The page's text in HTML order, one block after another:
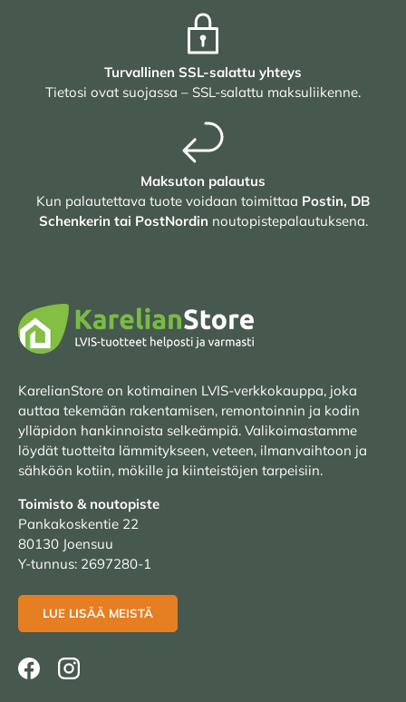
Turvallinen SSL-salattu yhteys
Tietosi ovat suojassa – SSL-salattu maksuliikenne.
Maksuton palautus
Kun palautettava tuote voidaan toimittaa Postin, DB
Schenkerin tai PostNordin noutopistepalautuksena.
KarelianStore on kotimainen LVIS-verkkokauppa, joka
auttaa tekemään rakentamisen, remontoinnin ja kodin
ylläpidon hankinnoista selkeämpiä. Valikoimastamme
löydät tuotteita lämmitykseen, veteen, ilmanvaihtoon ja
sähköön kotiin, mökille ja kiinteistöjen tarpeisiin.
Toimisto & noutopiste
Pankakoskentie 22
80130 Joensuu
Y-tunnus: 2697280-1
LUE LISÄÄ MEISTÄ
FacebookInstagram